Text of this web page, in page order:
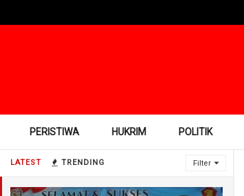
LATEST TRENDING Filter
PERISTIWA HUKRIM POLITIK